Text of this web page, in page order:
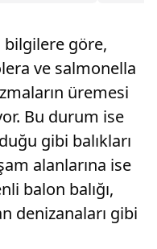
bilgilere göre,
ve salmonella
üremesi
Bu durum ise
gibi balıkları
alanlarına ise
balon balığı,
denizanaları gibi